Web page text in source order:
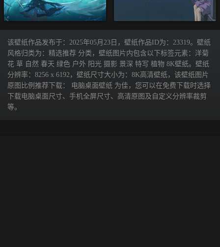
该壁纸作品发布于：2025年05月23日，壁纸作品ID为：23319。壁纸
风格归类为：精选推荐 分类，壁纸图片内包含以下标签元素：洋菊
花 草 自然 春天 绿色 户外 阳光 摄影 景深 特写 植物 8K壁纸。壁纸
分辨率：8256 x 6192，壁纸尺寸大小为：8K高清壁纸，该壁纸图片
原图比例推荐下载： 电脑桌面壁纸 为佳，您可以在免费下载时选择
下载电脑桌面尺寸、手机全屏尺寸、高清原图及自定义分辨率裁剪
等。